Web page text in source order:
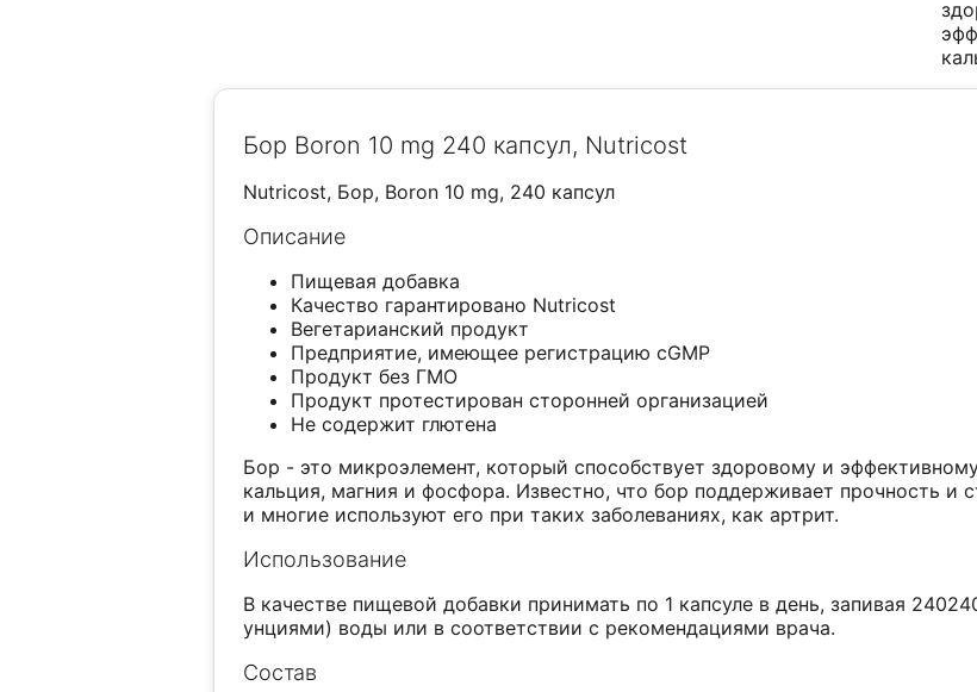
Бор Boron 10 mg 240 капсул, Nutricost
Nutricost, Бор, Boron 10 mg, 240 капсул
Описание
Пищевая добавка
Качество гарантировано Nutricost
Вегетарианский продукт
Предприятие, имеющее регистрацию cGMP
Продукт без ГМО
Продукт протестирован сторонней организацией
Не содержит глютена
Бор - это микроэлемент, который способствует здоровому и
кальция, магния и фосфора. Известно, что бор поддерживает прочность и
и многие используют его при таких заболеваниях, как артрит.
Использование
В качестве пищевой добавки принимать по 1 капсуле в день, запивая
унциями) воды или в соответствии с рекомендациями врача.
Состав